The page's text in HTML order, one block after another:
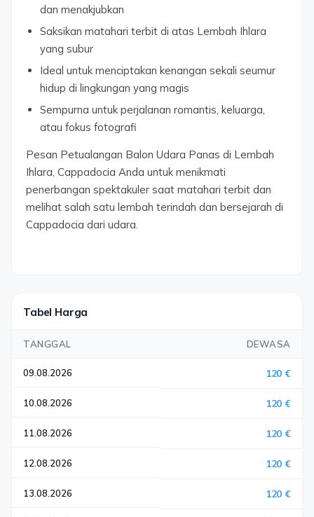
dan menakjubkan
Saksikan matahari terbit di atas Lembah Ihlara
yang subur
Ideal untuk menciptakan kenangan sekali seumur
hidup di lingkungan yang magis
Sempurna untuk perjalanan romantis, keluarga,
atau fokus fotografi
Pesan Petualangan Balon Udara Panas di Lembah
Ihlara, Cappadocia Anda untuk menikmati
penerbangan spektakuler saat matahari terbit dan
melihat salah satu lembah terindah dan bersejarah di
Cappadocia dari udara.
Tabel Harga
TANGGAL DEWASA
09.08.2026 120 €
10.08.2026 120 €
11.08.2026 120 €
12.08.2026 120 €
13.08.2026 120 €